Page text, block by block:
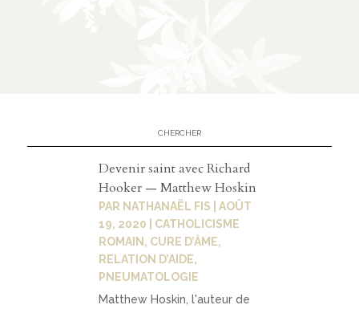
Devenir saint avec Richard
Hooker — Matthew Hoskin
PAR NATHANAËL FIS |AOÛT
19, 2020
CATHOLICISME
ROMAIN , CURE D’ÂME,
RELATION D’AIDE,
PNEUMATOLOGIE
Matthew Hoskin, l'auteur de